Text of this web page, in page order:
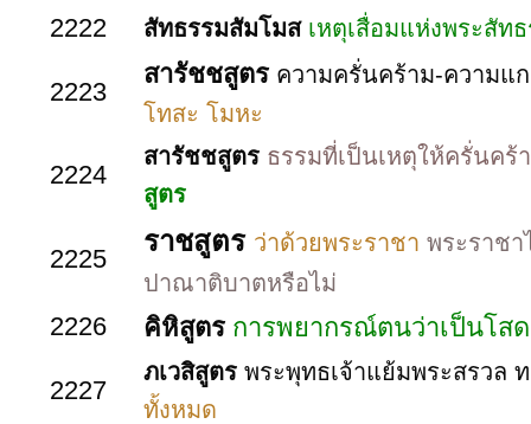
2222 สัทธรรมสัมโมส เหตุเสื่อมแห่งพระสัท
2223
สารัชชสูตร ความครั่นคร้าม-ความแ
โทสะ โมหะ
2224
สารัชชสูตร ธรรมที่เป็นเหตุให้ครั่นคร้
สูตร
2225
ราชสูตร ว่าด้วยพระราชา พระราช
ปาณาติบาตหรือไม่
2226 คิหิสูตร การพยากรณ์ตนว่าเป็นโส
2227
ภเวสิสูตร พระพุทธเจ้าแย้มพระสรวล
ทั้งหมด